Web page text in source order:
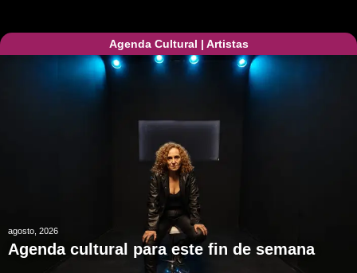
Agenda Cultural | Artistas
agosto, 2026
Agenda cultural para este fin de semana